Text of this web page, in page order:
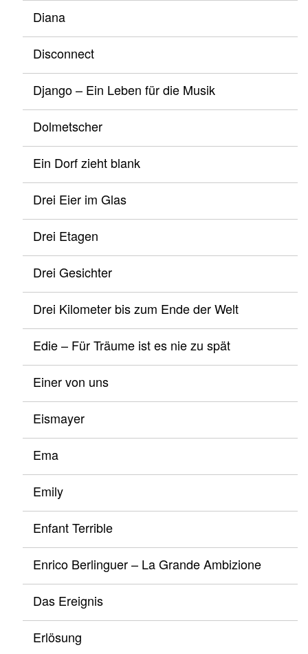
Diana
Disconnect
Django – Ein Leben für die Musik
Dolmetscher
Ein Dorf zieht blank
Drei Eier im Glas
Drei Etagen
Drei Gesichter
Drei Kilometer bis zum Ende der Welt
Edie – Für Träume ist es nie zu spät
Einer von uns
Eismayer
Ema
Emily
Enfant Terrible
Enrico Berlinguer – La Grande Ambizione
Das Ereignis
Erlösung